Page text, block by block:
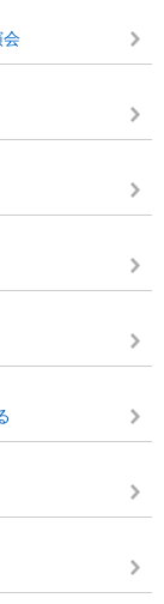
会